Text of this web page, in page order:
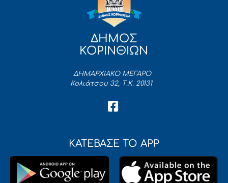
ΔΗΜΟΣ
ΚΟΡΙΝΘΙΩΝ
ΔΗΜΑΡΧΙΑΚΟ ΜΕΓΑΡΟ
Κολιάτσου 32, Τ.Κ. 20131
ΚΑΤΕΒΑΣΕ ΤΟ APP